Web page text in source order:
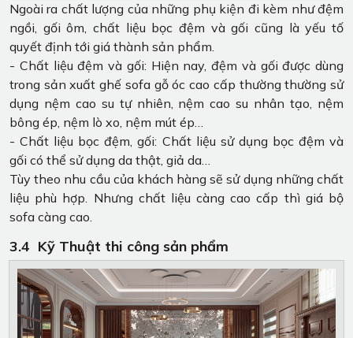
Ngoài ra chất lượng của những phụ kiện đi kèm như đệm
ngồi, gối ôm, chất liệu bọc đệm và gối cũng là yếu tố
quyết định tới giá thành sản phẩm.
- Chất liệu đệm và gối: Hiện nay, đệm và gối được dùng
trong sản xuất ghế sofa gỗ óc cao cấp thường thường sử
dụng nệm cao su tự nhiên, nệm cao su nhân tạo, nệm
bông ép, nệm lò xo, nệm mút ép…
- Chất liệu bọc đệm, gối: Chất liệu sử dụng bọc đệm và
gối có thể sử dụng da thật, giả da…
Tùy theo nhu cầu của khách hàng sẽ sử dụng những chất
liệu phù hợp. Nhưng chất liệu càng cao cấp thì giá bộ
sofa càng cao.
3.4 Kỹ Thuật thi công sản phẩm